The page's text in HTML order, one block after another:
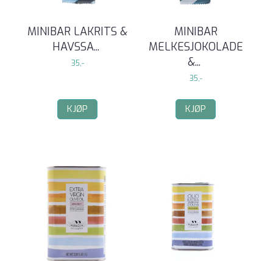
MINIBAR LAKRITS &
HAVSSA...
35,-
KJØP
MINIBAR
MELKESJOKOLADE
&...
35,-
KJØP